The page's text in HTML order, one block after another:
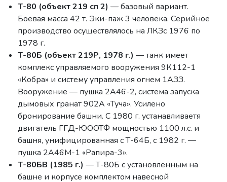
Т-80 (объект 219 сп 2) — базовый вариант.
Боевая масса 42 т. Эки-паж 3 человека. Серийное
производство осуществлялось на ЛКЗс 1976 по
1978 г.
Т-80Б (объект 219Р, 1978 г.)— танк имеет
комплекс управляемого вооружения 9К112-1
«Кобра» и систему управления огнем 1АЗЗ.
Вооружение — пушка 2А46-2, система запуска
дымовых гранат 902А «Туча». Усилено
бронирование башни. С 1980 г. устанавливаетя
двигатель ГГД-ЮООТФ мощностью 1100 л.с. и
башня, унифицированная с Т-64Б, с 1982 г. —
пушка 2А46М-1 «Рапира-3».
Т-80БВ (1985 г.) — Т-80Б с установленным на
башне и корпусе комплектом навесной